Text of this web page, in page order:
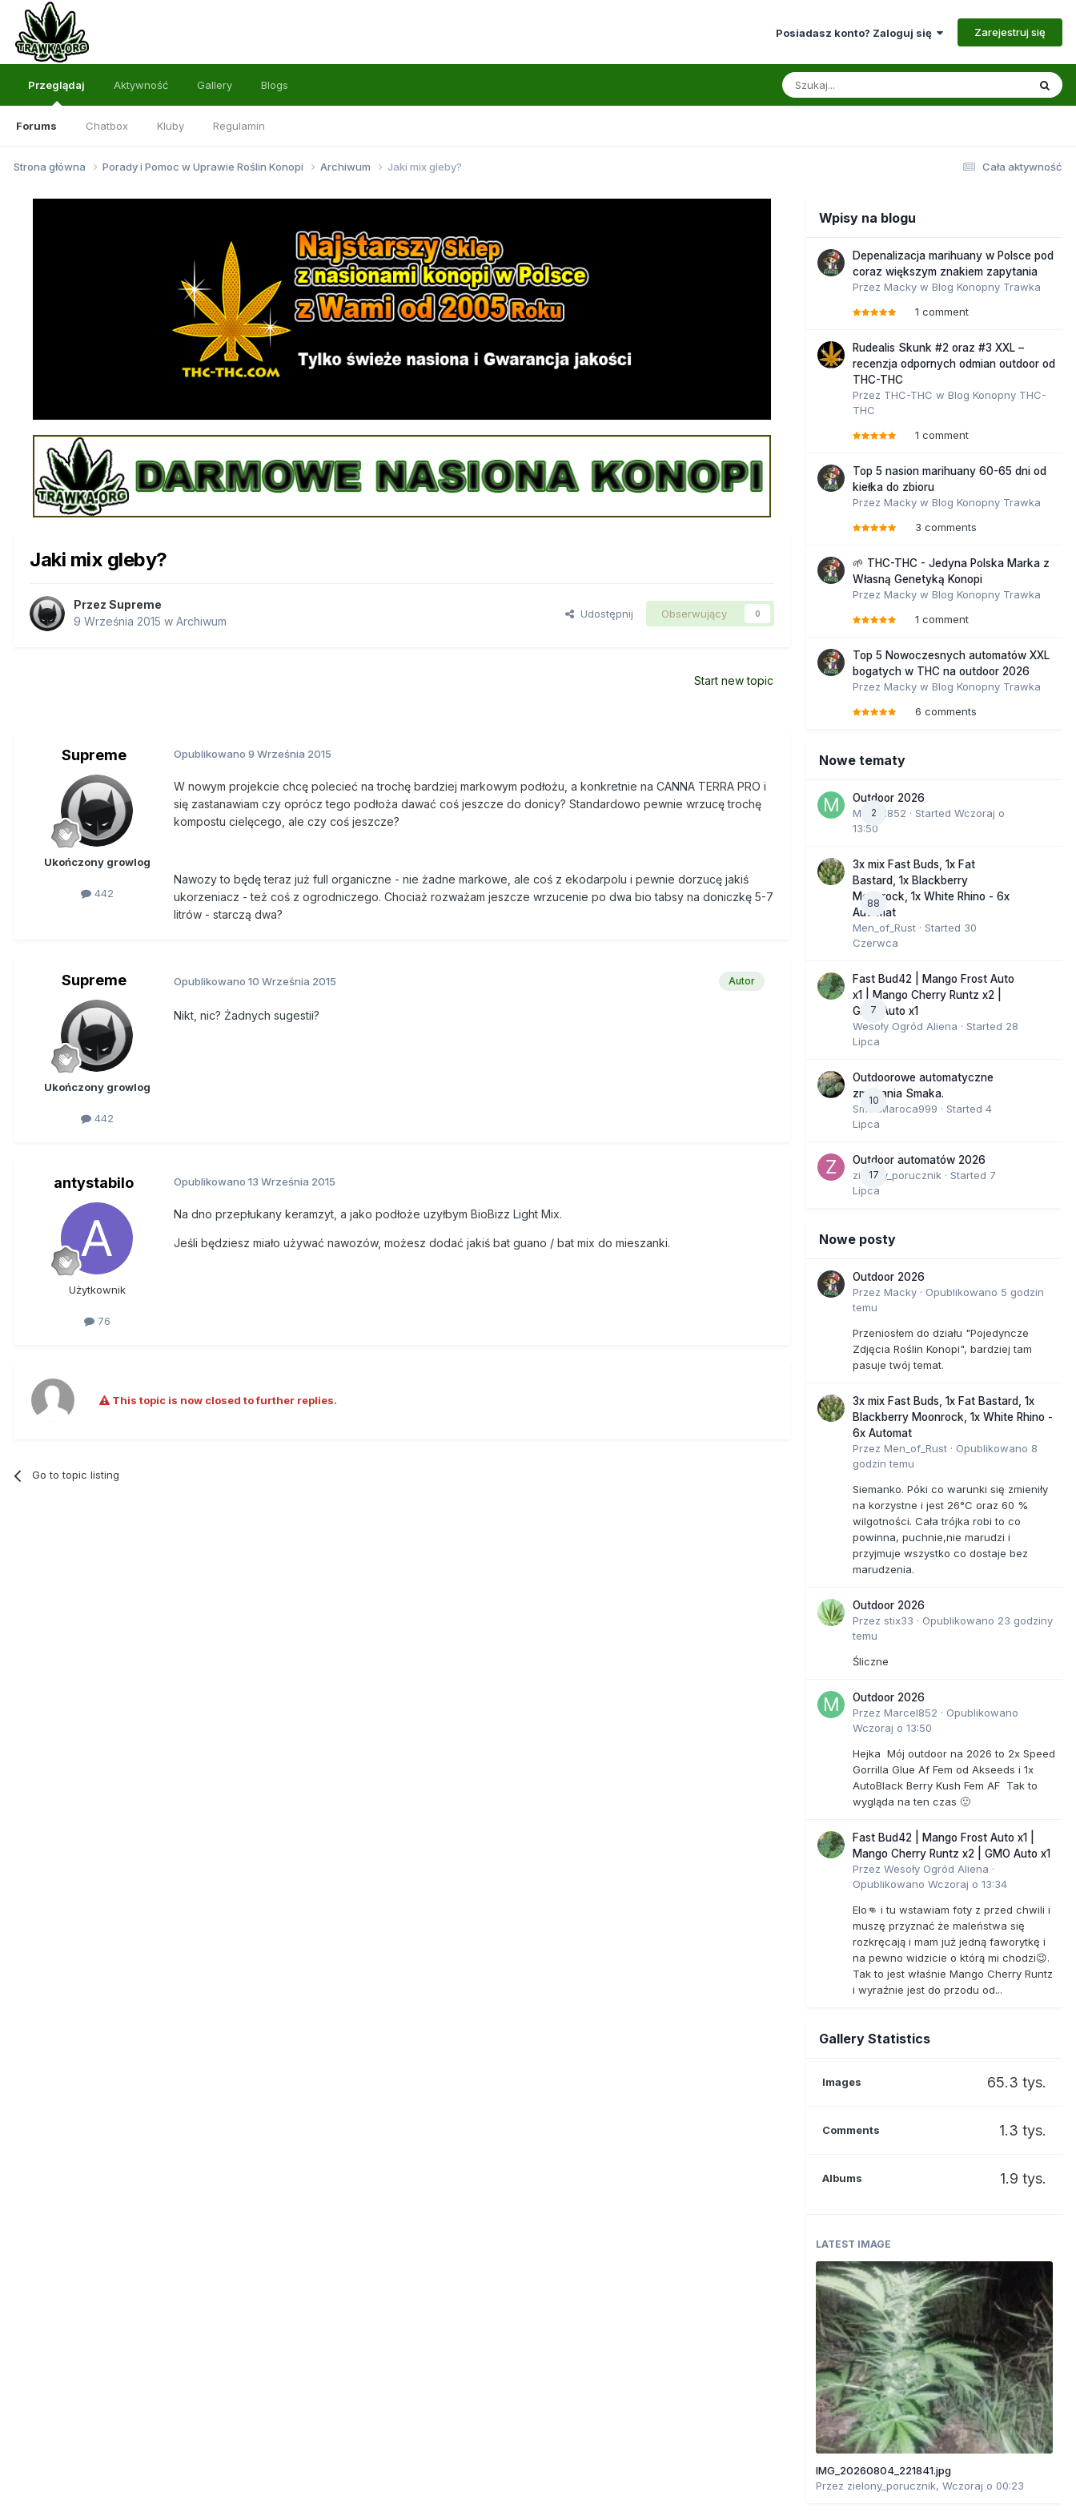
Posiadasz konto? Zaloguj się Zarejestruj się
Przeglądaj
Forums Chatbox Kluby Regulamin
Aktywność Gallery Blogs
Cała aktywność
Strona główna Porady i Pomoc w Uprawie Roślin Konopi Archiwum Jaki mix gleby?
Jaki mix gleby?
Przez Supreme
9 Września 2015 w Archiwum
Udostępnij Obserwujący 0
Start new topic
Supreme
Ukończony growlog
442
Opublikowano 9 Września 2015
W nowym projekcie chcę polecieć na trochę bardziej markowym podłożu, a konkretnie na CANNA TERRA PRO i
się zastanawiam czy oprócz tego podłoża dawać coś jeszcze do donicy? Standardowo pewnie wrzucę trochę
kompostu cielęcego, ale czy coś jeszcze?
Nawozy to będę teraz już full organiczne - nie żadne markowe, ale coś z ekodarpolu i pewnie dorzucę jakiś
ukorzeniacz - też coś z ogrodniczego. Chociaż rozważam jeszcze wrzucenie po dwa bio tabsy na doniczkę 5-7
litrów - starczą dwa?
Supreme
Ukończony growlog
442
Autor
Opublikowano 10 Września 2015
Nikt, nic? Żadnych sugestii?
antystabilo
Użytkownik
76
Opublikowano 13 Września 2015
Na dno przepłukany keramzyt, a jako podłoże uzyłbym BioBizz Light Mix.
Jeśli będziesz miało używać nawozów, możesz dodać jakiś bat guano / bat mix do mieszanki.
This topic is now closed to further replies.
Go to topic listing
Wpisy na blogu
Depenalizacja marihuany w Polsce pod
coraz większym znakiem zapytania
Przez Macky w Blog Konopny Trawka
1 comment
Rudealis Skunk #2 oraz #3 XXL –
recenzja odpornych odmian outdoor od
THC-THC
Przez THC-THC w Blog Konopny THC-
THC
1 comment
Top 5 nasion marihuany 60-65 dni od
kiełka do zbioru
Przez Macky w Blog Konopny Trawka
3 comments
🌱 THC-THC - Jedyna Polska Marka z
Własną Genetyką Konopi
Przez Macky w Blog Konopny Trawka
1 comment
Top 5 Nowoczesnych automatów XXL
bogatych w THC na outdoor 2026
Przez Macky w Blog Konopny Trawka
6 comments
Nowe tematy
2
Outdoor 2026
Marcel852 · Started Wczoraj o
13:50
88
3x mix Fast Buds, 1x Fat
Bastard, 1x Blackberry
Moonrock, 1x White Rhino - 6x
Automat
Men_of_Rust · Started 30
Czerwca
7
Fast Bud42 | Mango Frost Auto
x1 | Mango Cherry Runtz x2 |
GMO Auto x1
Wesoły Ogród Aliena · Started 28
Lipca
10
Outdoorowe automatyczne
zmagania Smaka.
SmakMaroca999 · Started 4
Lipca
17
Outdoor automatów 2026
zielony_porucznik · Started 7
Lipca
Nowe posty
Outdoor 2026
Przez Macky · Opublikowano 5 godzin
temu
Przeniosłem do działu "Pojedyncze
Zdjęcia Roślin Konopi", bardziej tam
pasuje twój temat.
3x mix Fast Buds, 1x Fat Bastard, 1x
Blackberry Moonrock, 1x White Rhino -
6x Automat
Przez Men_of_Rust · Opublikowano 8
godzin temu
Siemanko. Póki co warunki się zmieniły
na korzystne i jest 26°C oraz 60 %
wilgotności. Cała trójka robi to co
powinna, puchnie,nie marudzi i
przyjmuje wszystko co dostaje bez
marudzenia.
Outdoor 2026
Przez stix33 · Opublikowano 23 godziny
temu
Śliczne
Outdoor 2026
Przez Marcel852 · Opublikowano
Wczoraj o 13:50
Hejka Mój outdoor na 2026 to 2x Speed
Gorrilla Glue Af Fem od Akseeds i 1x
AutoBlack Berry Kush Fem AF Tak to
wygląda na ten czas 🙂
Fast Bud42 | Mango Frost Auto x1 |
Mango Cherry Runtz x2 | GMO Auto x1
Przez Wesoły Ogród Aliena ·
Opublikowano Wczoraj o 13:34
Elo👊 i tu wstawiam foty z przed chwili i
muszę przyznać że maleństwa się
rozkręcają i mam już jedną faworytkę i
na pewno widzicie o którą mi chodzi😉.
Tak to jest właśnie Mango Cherry Runtz
i wyraźnie jest do przodu od...
Gallery Statistics
Images 65.3 tys.
Comments 1.3 tys.
Albums 1.9 tys.
LATEST IMAGE
IMG_20260804_221841.jpg
Przez zielony_porucznik, Wczoraj o 00:23